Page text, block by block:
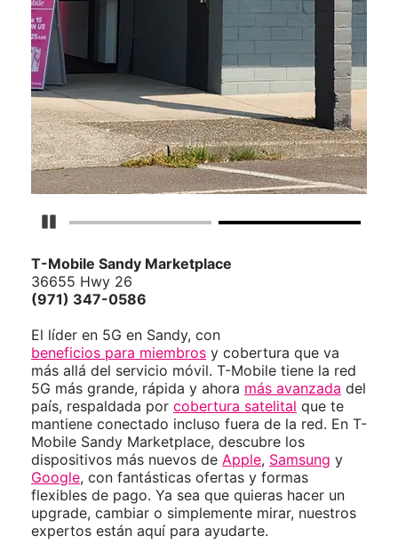
Detener carrusel
T-Mobile Sandy Marketplace
36655 Hwy 26
(971) 347-0586
El líder en 5G en Sandy, con
beneficios para miembros y cobertura que va
más allá del servicio móvil. T-Mobile tiene la red
5G más grande, rápida y ahora más avanzada del
país, respaldada por cobertura satelital que te
mantiene conectado incluso fuera de la red. En T-
Mobile Sandy Marketplace, descubre los
dispositivos más nuevos de Apple, Samsung y
Google, con fantásticas ofertas y formas
flexibles de pago. Ya sea que quieras hacer un
upgrade, cambiar o simplemente mirar, nuestros
expertos están aquí para ayudarte.